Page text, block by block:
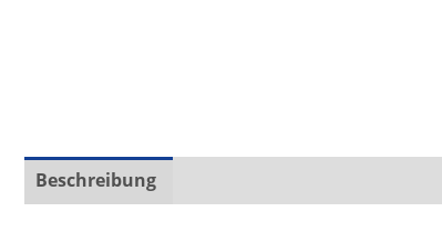
Beschreibung